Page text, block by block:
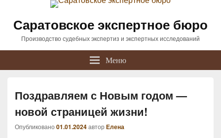
Саратовское экспертное бюро
Производство судебных экспертиз и экспертных исследований
Меню
Поздравляем с Новым годом —
новой страницей жизни!
Опубликовано 01.01.2024автор Елена